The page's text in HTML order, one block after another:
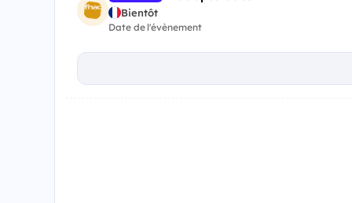
Bientôt
Date de l'évènement